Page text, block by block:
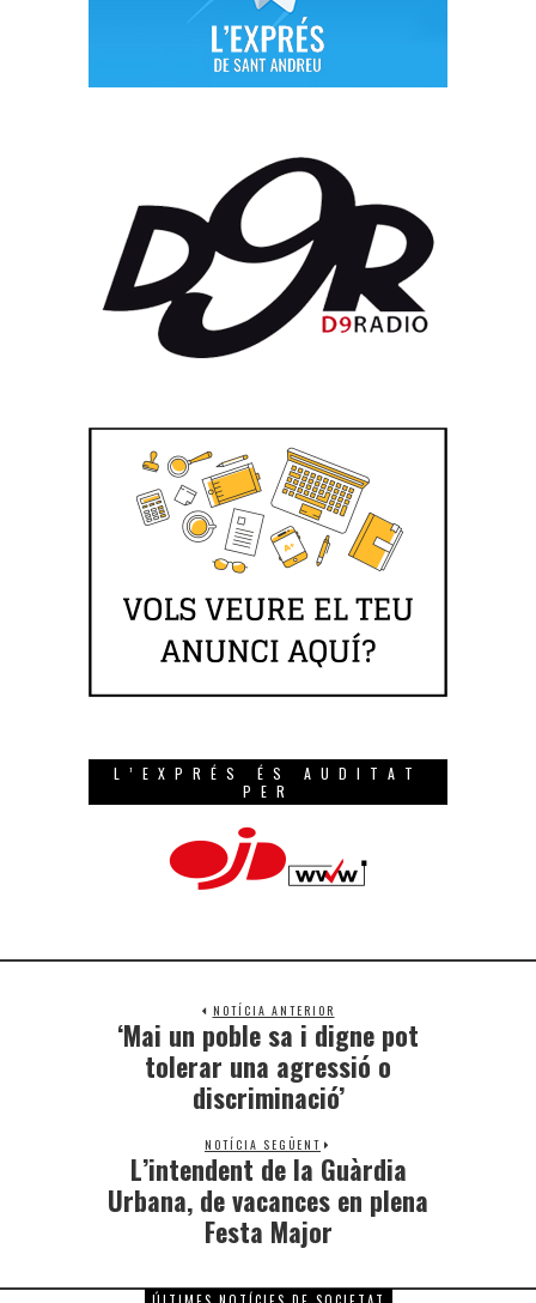
L’EXPRÉS ÉS AUDITAT
PER
NOTÍCIA ANTERIOR
‘Mai un poble sa i digne pot
tolerar una agressió o
discriminació’
NOTÍCIA SEGÜENT
L’intendent de la Guàrdia
Urbana, de vacances en plena
Festa Major